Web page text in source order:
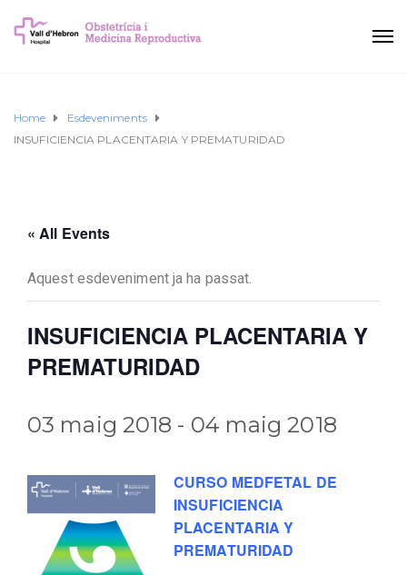
Home
Esdeveniments
INSUFICIENCIA PLACENTARIA Y PREMATURIDAD
« All Events
Aquest esdeveniment ja ha passat.
INSUFICIENCIA PLACENTARIA Y
PREMATURIDAD
03 maig 2018 - 04 maig 2018
CURSO MEDFETAL DE
INSUFICIENCIA
PLACENTARIA Y
PREMATURIDAD